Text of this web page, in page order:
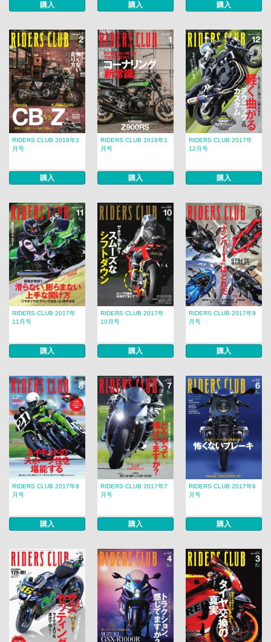
購入 購入 購入
RIDERS CLUB 2018年2
月号
購入
RIDERS CLUB 2018年1
月号
購入
RIDERS CLUB 2017年
12月号
購入
RIDERS CLUB 2017年
11月号
購入
RIDERS CLUB 2017年
10月号
購入
RIDERS CLUB 2017年9
月号
購入
RIDERS CLUB 2017年8
月号
購入
RIDERS CLUB 2017年7
月号
購入
RIDERS CLUB 2017年6
月号
購入